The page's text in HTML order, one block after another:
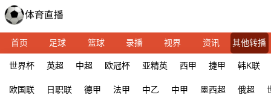
首页 足球 篮球 录播 视界 资讯 其他转播
世界杯 英超 中超 欧冠杯 亚精英 西甲 捷甲 韩K联
欧国联 日职联 德甲 法甲 中乙 中甲 墨西超 俄超